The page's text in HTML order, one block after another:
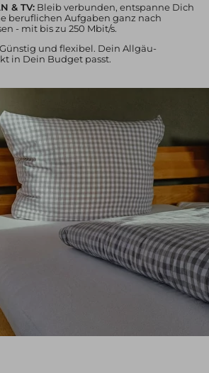
& TV: Bleib verbunden, entspanne Dich
beruflichen Aufgaben ganz nach
- mit bis zu 250 Mbit/s.
Günstig und flexibel. Dein Allgäu-
in Dein Budget passt.